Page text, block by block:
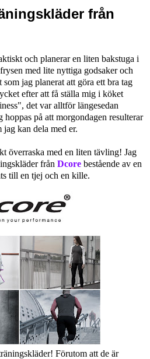
från
och planerar en liten bakstuga i
med lite nyttiga godsaker och
som jag planerat att göra ett bra tag
efter att få ställa mig i köket
det var alltför längesedan
på att morgondagen resulterar
kan dela med er.
överraska med en liten tävling! Jag
från Dcore bestående av en
till en tjej och en kille.
Förutom att de är